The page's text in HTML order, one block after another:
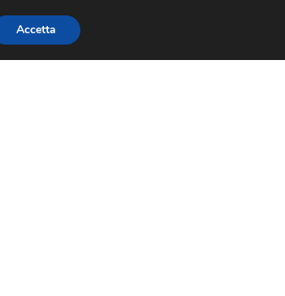
EVENTI E FIERE
Accetta